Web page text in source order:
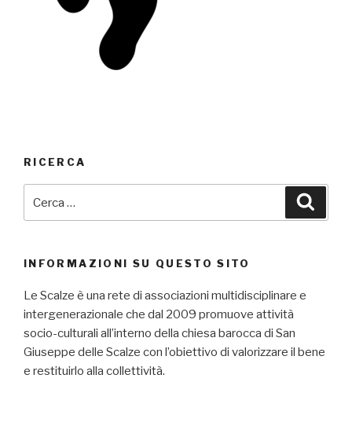
RICERCA
INFORMAZIONI SU QUESTO SITO
Le Scalze è una rete di associazioni multidisciplinare e
intergenerazionale che dal 2009 promuove attività
socio-culturali all’interno della chiesa barocca di San
Giuseppe delle Scalze con l’obiettivo di valorizzare il bene
e restituirlo alla collettività.